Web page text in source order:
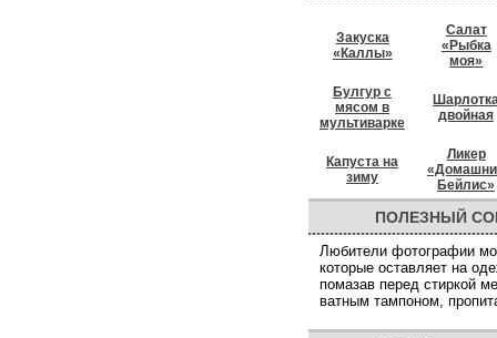
Закуска
«Каллы»
Салат
«Рыбка
моя»
Булгур с
мясом в
мультиварке
двойная
Капуста на
зиму
Ликер
Бейлис»
ПОЛЕЗНЫЙ
Любители фотографии
которые оставляет на
помазав перед стиркой
ватным тампоном,